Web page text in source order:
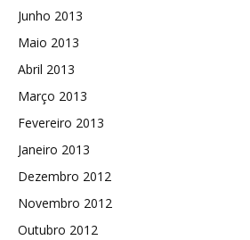
Junho 2013
Maio 2013
Abril 2013
Março 2013
Fevereiro 2013
Janeiro 2013
Dezembro 2012
Novembro 2012
Outubro 2012